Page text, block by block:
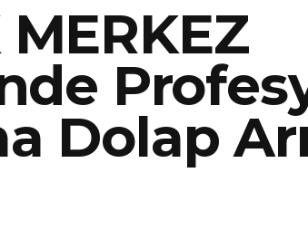
Dolap